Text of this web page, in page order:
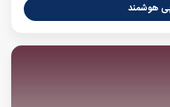
هوشمند